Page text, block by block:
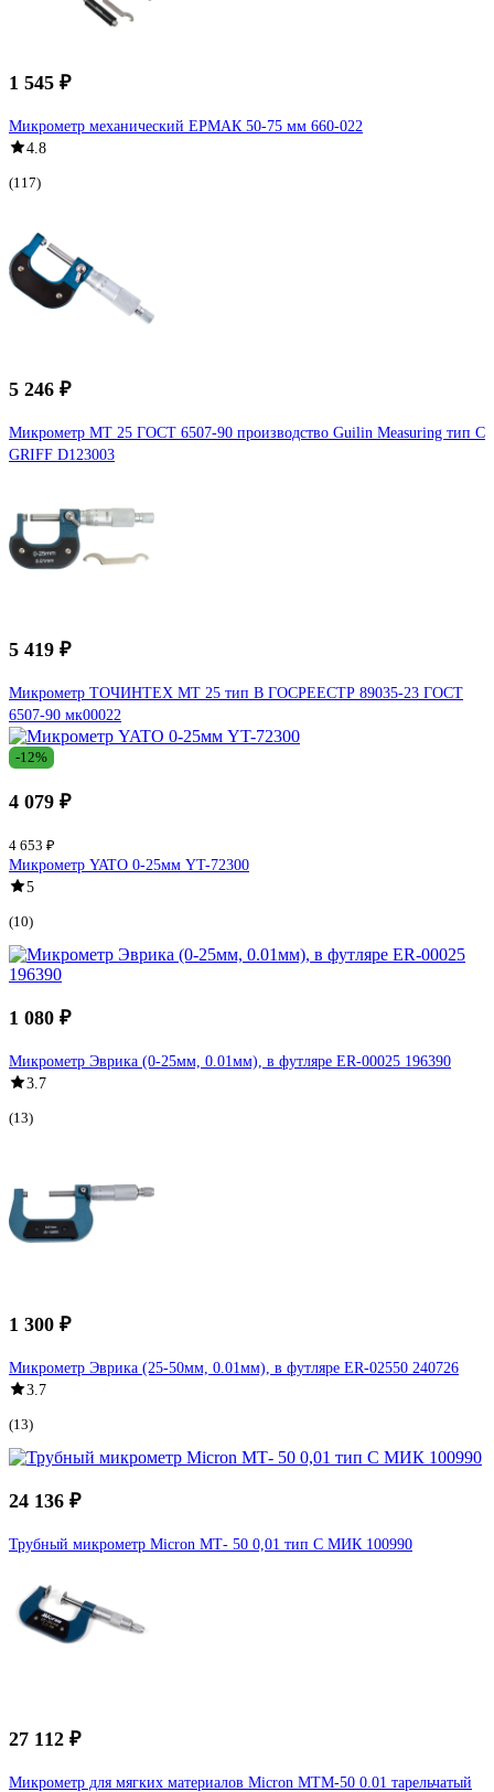
1 545 ₽
Микрометр механический ЕРМАК 50-75 мм 660-022
4.8
(117)
5 246 ₽
Микрометр МТ 25 ГОСТ 6507-90 производство Guilin Measuring тип С
GRIFF D123003
5 419 ₽
Микрометр ТОЧИНТЕХ МТ 25 тип B ГОСРЕЕСТР 89035-23 ГОСТ
6507-90 мк00022
-12%
4 079 ₽
4 653 ₽
Микрометр YATO 0-25мм YT-72300
5
(10)
1 080 ₽
Микрометр Эврика (0-25мм, 0.01мм), в футляре ER-00025 196390
3.7
(13)
1 300 ₽
Микрометр Эврика (25-50мм, 0.01мм), в футляре ER-02550 240726
3.7
(13)
24 136 ₽
Трубный микрометр Micron МТ- 50 0,01 тип C МИК 100990
27 112 ₽
Микрометр для мягких материалов Micron МТМ-50 0.01 тарельчатый